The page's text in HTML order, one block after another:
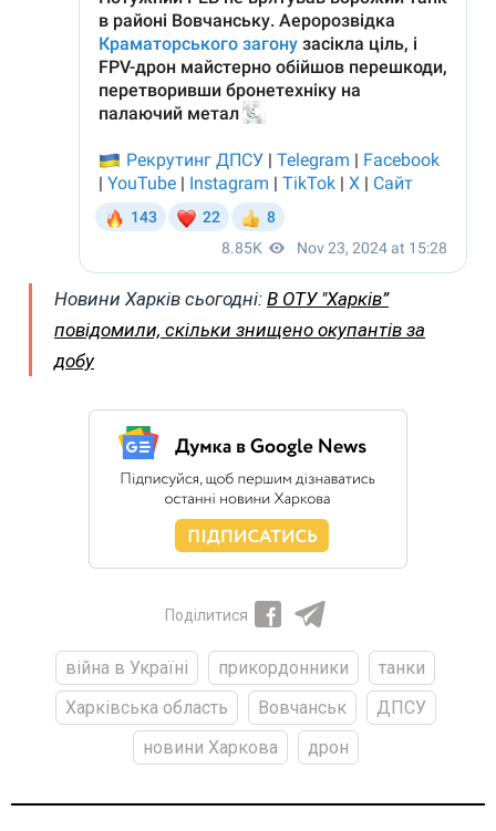
Новини Харків сьогодні: В ОТУ "Харків”
повідомили, скільки знищено окупантів за
добу
Поділитися
війна в Україні прикордонники
танки
Харківська область
Вовчанськ
ДПСУ
новини Харкова
дрон